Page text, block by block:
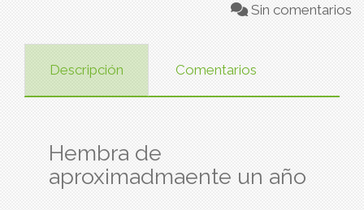
Sin comentarios
Descripción Comentarios
Hembra de
aproximadmaente un año